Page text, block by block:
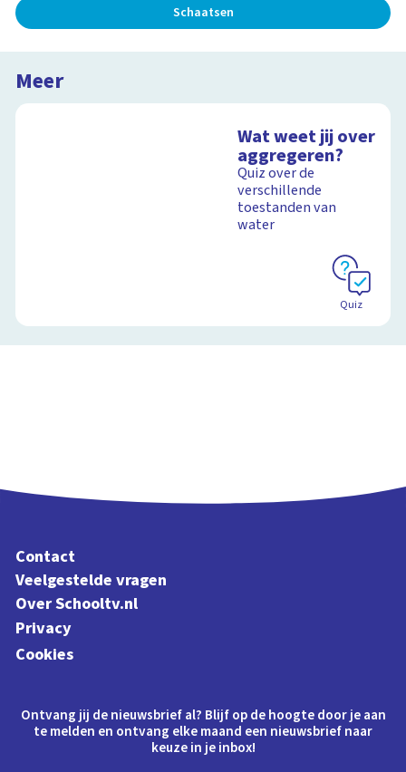
Schaatsen
Meer
Wat weet jij over
aggregeren?
Quiz over de
verschillende
toestanden van
water
Quiz
Contact
Veelgestelde vragen
Over Schooltv.nl
Privacy
Cookies
Ontvang jij de nieuwsbrief al? Blijf op de hoogte door je aan
te melden en ontvang elke maand een nieuwsbrief naar
keuze in je inbox!